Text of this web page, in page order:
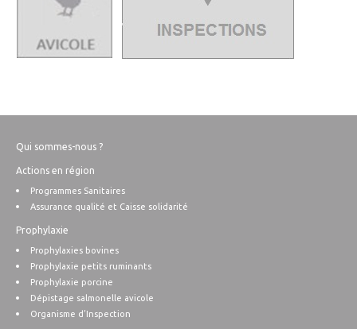
Qui sommes-nous ?
Actions en région
Programmes Sanitaires
Assurance qualité et Caisse solidarité
Prophylaxie
Prophylaxies bovines
Prophylaxie petits ruminants
Prophylaxie porcine
Dépistage salmonelle avicole
Organisme d’Inspection